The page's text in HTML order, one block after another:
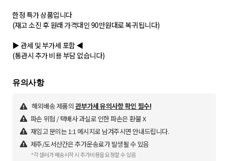
한정 특가 상품입니다
(재고 소진 후 원래 가격대인 90만원대로 복귀됩니다)
▶ 관세 및 부가세 포함 ◀
(통관시 추가 비용 부담 없습니다)
유의사항
해외배송 제품의 관부가세 유의사항 확인 필수!
파손 위험 / 택배사 과실로 인한 파손은 환불 X
재입고 문의는 1:1 메시지로 남겨주시면 안내드립니다.
제주/도서산간은 추가운송료가 발생될 수 있음
*각 셀러가 배송시작 시 추가비용을 요청할 수 있음